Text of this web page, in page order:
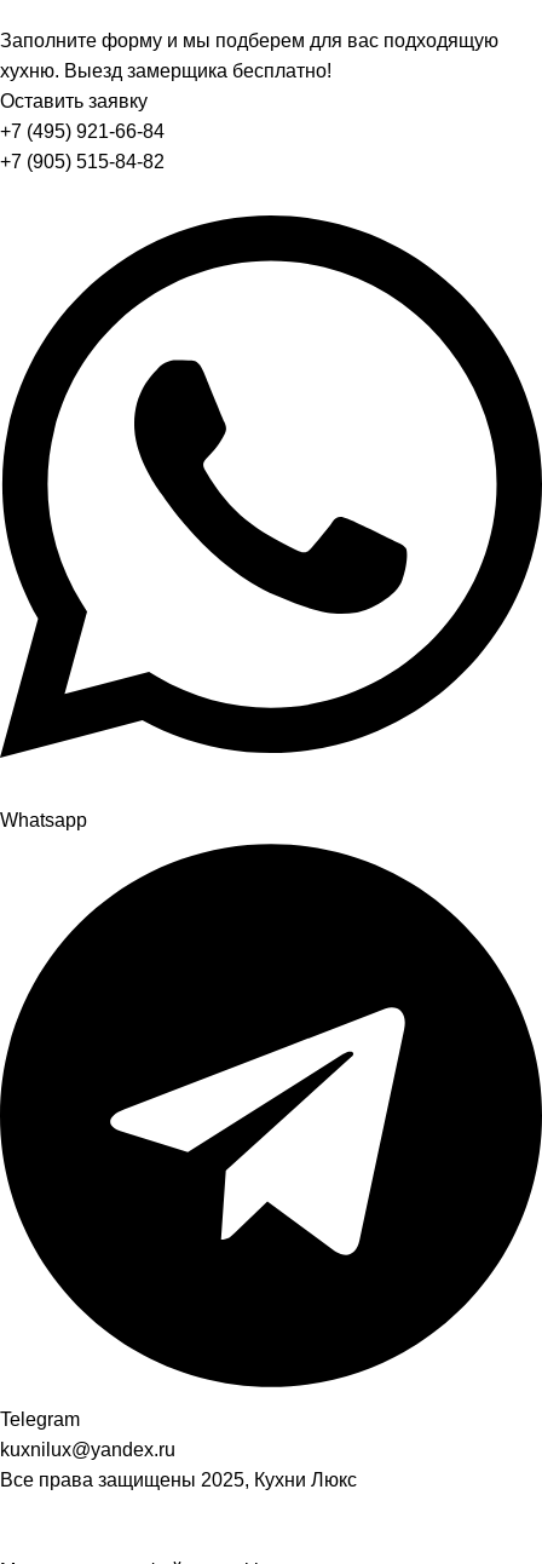
Заполните форму и мы подберем для вас подходящую
хухню. Выезд замерщика бесплатно!
Оставить заявку
+7 (495) 921-66-84
+7 (905) 515-84-82
Whatsapp
Telegram
kuxnilux@yandex.ru
Все права защищены 2025, Кухни Люкс